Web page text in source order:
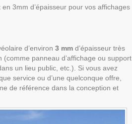
3mm d’épaisseur pour vos affichages
d’environ 3 mm d’épaisseur très
panneau d’affichage ou support
un lieu public, etc.). Si vous avez
service ou d’une quelconque offre,
de référence dans la conception et